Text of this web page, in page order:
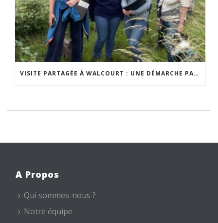
VISITE PARTAGÉE À WALCOURT : UNE DÉMARCHE PARTICIPATIVE ANIMÉE PAR ESPACE ENVIRONNEMENT
A Propos
Qui sommes-nous ?
Notre équipe